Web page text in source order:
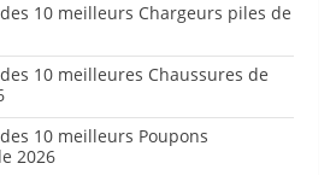
10 meilleurs Chargeurs piles de
10 meilleures Chaussures de
10 meilleurs Poupons
2026